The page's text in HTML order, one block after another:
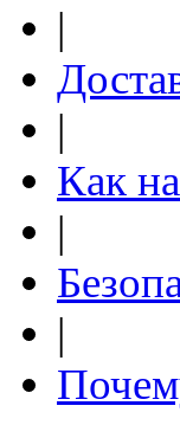
|
|
Как
|
|